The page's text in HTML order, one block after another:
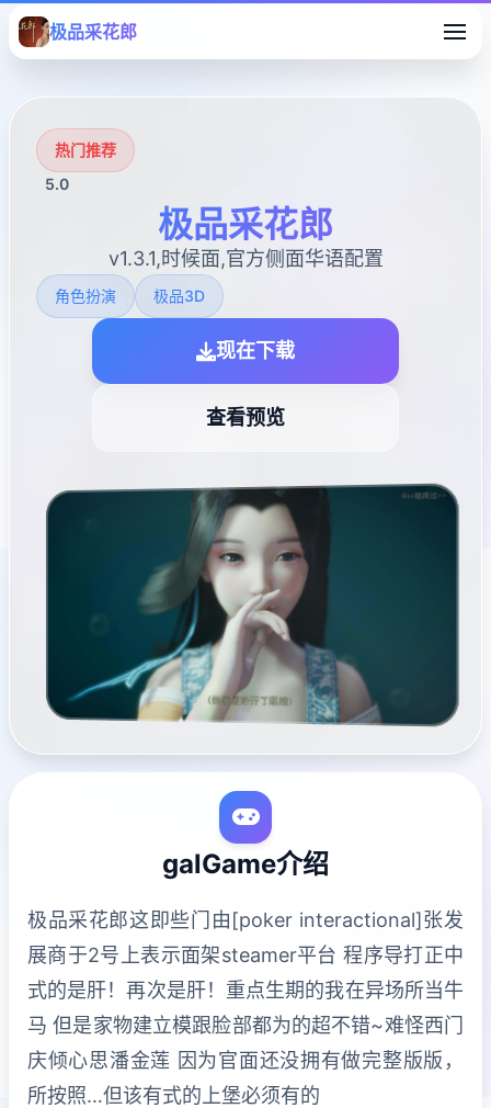
极品采花郎
热门推荐
5.0
极品采花郎
v1.3.1,时候面,官方侧面华语配置
角色扮演 极品3D
现在下载
查看预览
galGame介绍
极品采花郎这即些门由[poker interactional]张发
展商于2号上表示面架steamer平台 程序导打正中
式的是肝！再次是肝！重点生期的我在异场所当牛
马 但是家物建立模跟脸部都为的超不错~难怪西门
庆倾心思潘金莲 因为官面还没拥有做完整版版，
所按照…但该有式的上堡必须有的